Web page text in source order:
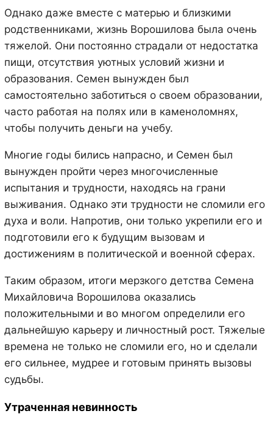
Однако даже вместе с матерью и близкими
родственниками, жизнь Ворошилова была очень
тяжелой. Они постоянно страдали от недостатка
пищи, отсутствия уютных условий жизни и
образования. Семен вынужден был
самостоятельно заботиться о своем образовании,
часто работая на полях или в каменоломнях,
чтобы получить деньги на учебу.
Многие годы бились напрасно, и Семен был
вынужден пройти через многочисленные
испытания и трудности, находясь на грани
выживания. Однако эти трудности не сломили его
духа и воли. Напротив, они только укрепили его и
подготовили его к будущим вызовам и
достижениям в политической и военной сферах.
Таким образом, итоги мерзкого детства Семена
Михайловича Ворошилова оказались
положительными и во многом определили его
дальнейшую карьеру и личностный рост. Тяжелые
времена не только не сломили его, но и сделали
его сильнее, мудрее и готовым принять вызовы
судьбы.
Утраченная невинность